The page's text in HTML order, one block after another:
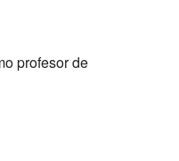
profesor de